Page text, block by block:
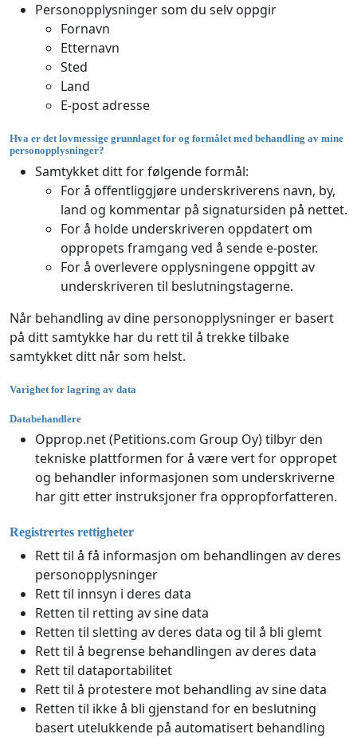
Personopplysninger som du selv oppgir
Fornavn
Etternavn
Sted
Land
E-post adresse
Hva er det lovmessige grunnlaget for og formålet med behandling av mine
personopplysninger?
Samtykket ditt for følgende formål:
For å offentliggjøre underskriverens navn, by,
land og kommentar på signatursiden på nettet.
For å holde underskriveren oppdatert om
oppropets framgang ved å sende e-poster.
For å overlevere opplysningene oppgitt av
underskriveren til beslutningstagerne.
Når behandling av dine personopplysninger er basert
på ditt samtykke har du rett til å trekke tilbake
samtykket ditt når som helst.
Varighet for lagring av data
Databehandlere
Opprop.net (Petitions.com Group Oy) tilbyr den
tekniske plattformen for å være vert for oppropet
og behandler informasjonen som underskriverne
har gitt etter instruksjoner fra oppropforfatteren.
Registrertes rettigheter
Rett til å få informasjon om behandlingen av deres
personopplysninger
Rett til innsyn i deres data
Retten til retting av sine data
Retten til sletting av deres data og til å bli glemt
Rett til å begrense behandlingen av deres data
Rett til dataportabilitet
Rett til å protestere mot behandling av sine data
Retten til ikke å bli gjenstand for en beslutning
basert utelukkende på automatisert behandling